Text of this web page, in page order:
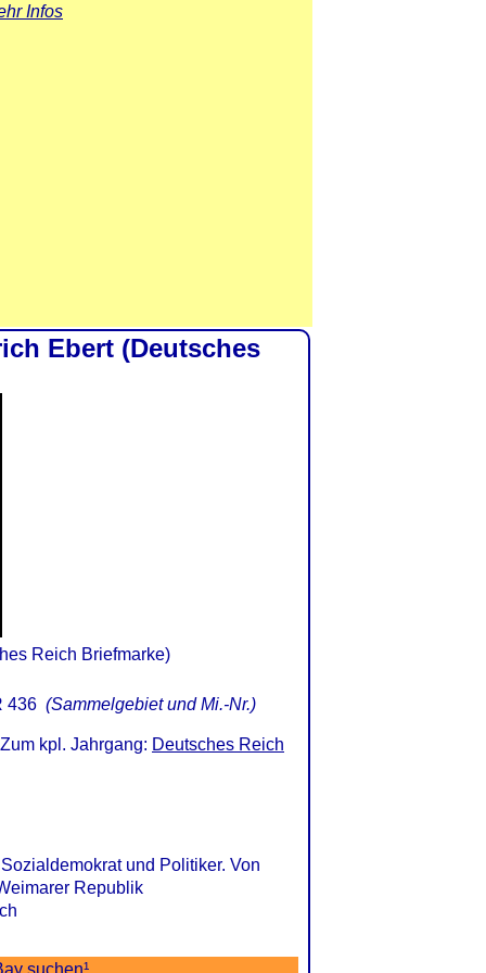
Infos
Ebert (Deutsches
Reich Briefmarke)
436 (Sammelgebiet und Mi.-Nr.)
kpl. Jahrgang: Deutsches Reich
und Politiker. Von
Republik
suchen¹